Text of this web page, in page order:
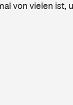
von vielen